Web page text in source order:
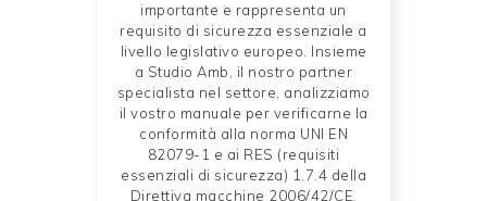
importante e rappresenta un
requisito di sicurezza essenziale a
livello legislativo europeo. Insieme
a Studio Amb, il nostro partner
specialista nel settore, analizziamo
il vostro manuale per verificarne la
conformità alla norma UNI EN
82079-1 e ai RES (requisiti
essenziali di sicurezza) 1.7.4 della
Direttiva macchine 2006/42/CE.